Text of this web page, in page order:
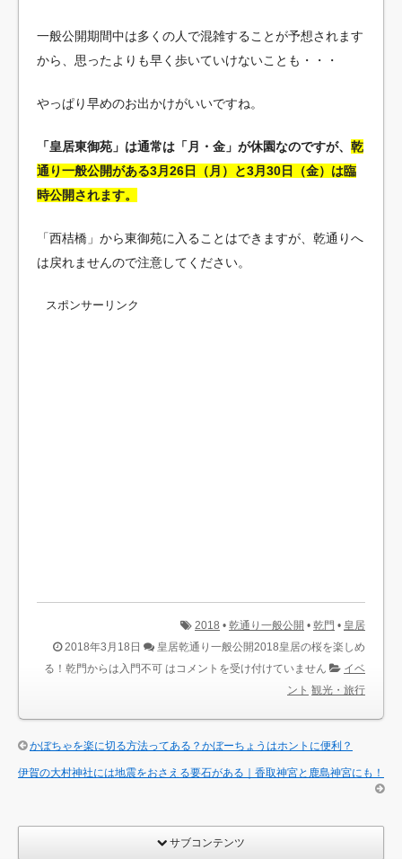
一般公開期間中は多くの人で混雑することが予想されます
から、思ったよりも早く歩いていけないことも・・・
やっぱり早めのお出かけがいいですね。
「皇居東御苑」は通常は「月・金」が休園なのですが、 乾
通り一般公開がある3月26日（月）と3月30日（金）は臨
時公開されます。
「西桔橋」から東御苑に入ることはできますが、乾通りへ
は戻れませんので注意してください。
スポンサーリンク
2018 • 乾通り一般公開 • 乾門 • 皇居
2018年3月18日
皇居乾通り一般公開2018皇居の桜を楽しめ
る！乾門からは入門不可 は コメントを受け付けていません
イベ
ント 観光・旅行
かぼちゃを楽に切る方法ってある？かぼーちょうはホントに便利？
伊賀の大村神社には地震をおさえる要石がある｜香取神宮と鹿島神宮にも！
サブコンテンツ